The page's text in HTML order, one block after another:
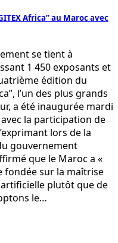
Africa” au Maroc avec
se tient à
1 450 exposants et
édition du
l’un des plus grands
a été inaugurée mardi
la participation de
lors de la
gouvernement
que le Maroc a «
fondée sur la maîtrise
plutôt que de
le…